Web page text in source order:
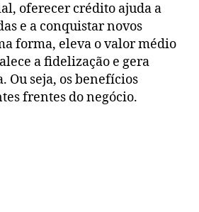
oferecer crédito ajuda a
e a conquistar novos
forma, eleva o valor médio
a fidelização e gera
Ou seja, os benefícios
frentes do negócio.